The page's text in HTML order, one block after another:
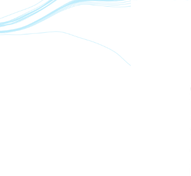
Bildergalerie überspringen